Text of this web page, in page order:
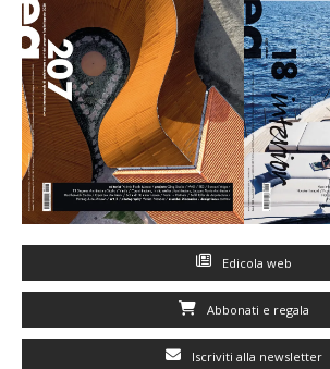
Edicola web
Abbonati e regala
Iscriviti alla newsletter